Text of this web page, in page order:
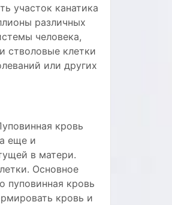
участок канатика
различных
человека,
стволовые клетки
или других
кровь
еще и
в матери.
Основное
пуповинная кровь
кровь и